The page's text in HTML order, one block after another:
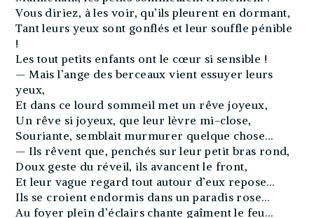
Vous diriez, à les voir, qu’ils pleurent en dormant,
Tant leurs yeux sont gonflés et leur souffle pénible
!
Les tout petits enfants ont le cœur si sensible !
— Mais l’ange des berceaux vient essuyer leurs
yeux,
Et dans ce lourd sommeil met un rêve joyeux,
Un rêve si joyeux, que leur lèvre mi-close,
Souriante, semblait murmurer quelque chose…
— Ils rêvent que, penchés sur leur petit bras rond,
Doux geste du réveil, ils avancent le front,
Et leur vague regard tout autour d’eux repose…
Ils se croient endormis dans un paradis rose…
Au foyer plein d’éclairs chante gaîment le feu…